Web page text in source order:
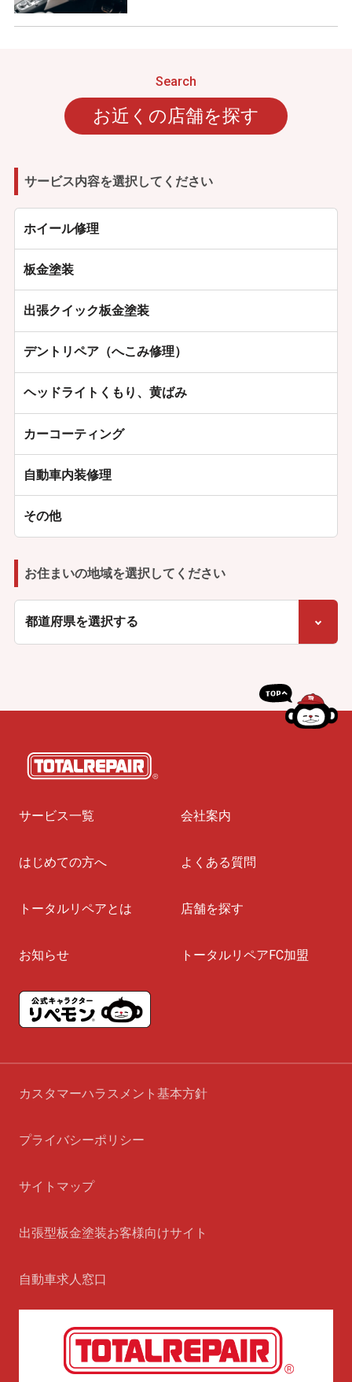
お近くの店舗を探す
サービス内容を選択してください
ホイール修理
板金塗装
出張クイック板金塗装
デントリペア（へこみ修理）
ヘッドライトくもり、黄ばみ
カーコーティング
自動車内装修理
その他
お住まいの地域を選択してください
サービス一覧 会社案内
はじめての方へ よくある質問
トータルリペアとは 店舗を探す
お知らせ トータルリペアFC加盟
カスタマーハラスメント基本方針
プライバシーポリシー
サイトマップ
出張型板金塗装お客様向けサイト
自動車求人窓口